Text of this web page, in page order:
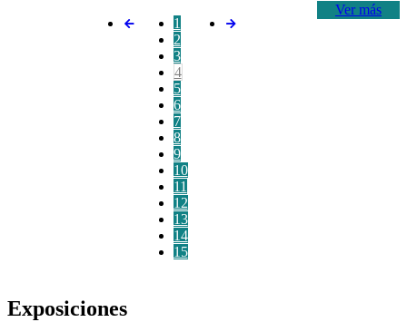
Ver más
1
2
3
4
5
6
7
8
9
10
11
12
13
14
15
Exposiciones